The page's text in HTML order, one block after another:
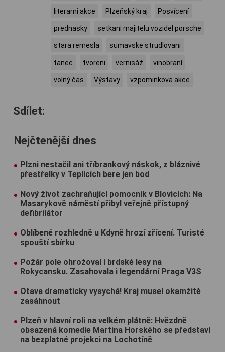
literarni akce Plzeňský kraj Posvícení
prednasky setkani majitelu vozidel porsche
stara remesla sumavske strudlovani
tanec tvoreni vernisáž vinobraní
volný čas Výstavy vzpominkova akce
Sdílet:
Nejčtenější dnes
Plzni nestačil ani tříbrankový náskok, z bláznivé
přestřelky v Teplicích bere jen bod
Nový život zachraňující pomocník v Blovicích: Na
Masarykově náměstí přibyl veřejně přístupný
defibrilátor
Oblíbené rozhledně u Kdyně hrozí zřícení. Turisté
spouští sbírku
Požár pole ohrožoval i brdské lesy na
Rokycansku. Zasahovala i legendární Praga V3S
Otava dramaticky vysychá! Kraj musel okamžitě
zasáhnout
Plzeň v hlavní roli na velkém plátně: Hvězdně
obsazená komedie Martina Horského se představí
na bezplatné projekci na Lochotíně